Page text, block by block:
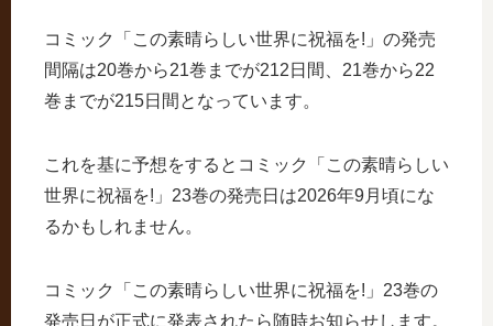
コミック「この素晴らしい世界に祝福を!」の発売
間隔は20巻から21巻までが212日間、21巻から22
巻までが215日間となっています。
これを基に予想をするとコミック「この素晴らしい
世界に祝福を!」23巻の発売日は2026年9月頃にな
るかもしれません。
コミック「この素晴らしい世界に祝福を!」23巻の
発売日が正式に発表されたら随時お知らせします。